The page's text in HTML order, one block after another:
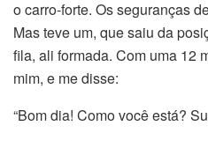
o carro-forte. Os seguranças
Mas teve um, que saiu da
fila, ali formada. Com uma 12
mim, e me disse:
“Bom dia! Como você está?